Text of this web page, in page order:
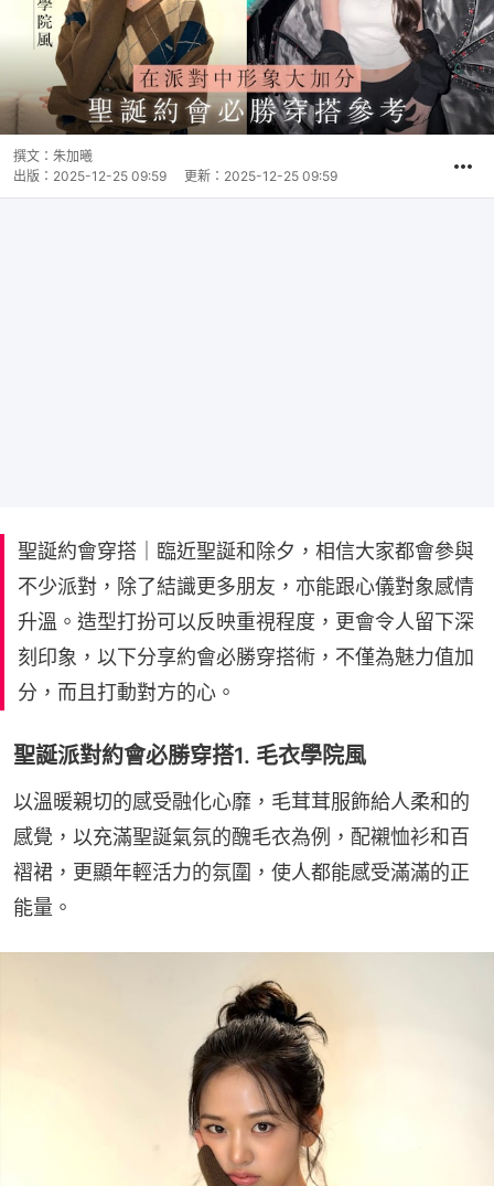
撰文： 朱加曦
出版： 2025-12-25 09:59 更新： 2025-12-25 09:59
聖誕約會穿搭｜臨近聖誕和除夕，相信大家都會參與
不少派對，除了結識更多朋友，亦能跟心儀對象感情
升溫。造型打扮可以反映重視程度，更會令人留下深
刻印象，以下分享約會必勝穿搭術，不僅為魅力值加
分，而且打動對方的心。
聖誕派對約會必勝穿搭1. 毛衣學院風
以溫暖親切的感受融化心靡，毛茸茸服飾給人柔和的
感覺，以充滿聖誕氣氛的醜毛衣為例，配襯恤衫和百
褶裙，更顯年輕活力的氛圍，使人都能感受滿滿的正
能量。